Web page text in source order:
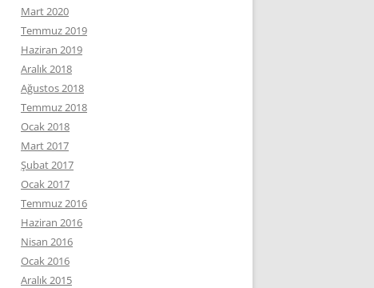
Mart 2020
Temmuz 2019
Haziran 2019
Aralık 2018
Ağustos 2018
Temmuz 2018
Ocak 2018
Mart 2017
Şubat 2017
Ocak 2017
Temmuz 2016
Haziran 2016
Nisan 2016
Ocak 2016
Aralık 2015